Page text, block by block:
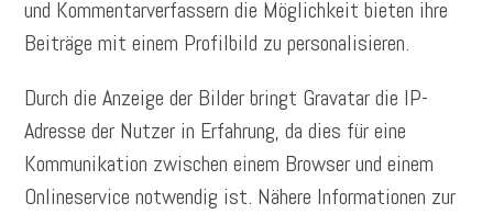
und Kommentarverfassern die Möglichkeit bieten ihre
Beiträge mit einem Profilbild zu personalisieren.
Durch die Anzeige der Bilder bringt Gravatar die IP-
Adresse der Nutzer in Erfahrung, da dies für eine
Kommunikation zwischen einem Browser und einem
Onlineservice notwendig ist. Nähere Informationen zur